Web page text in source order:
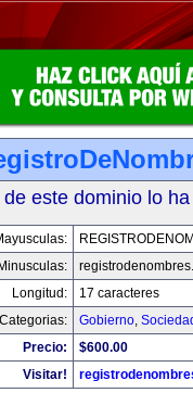
este dominio lo
Minusculas:
Longitud:
17 caracteres
Categorias:
Gobierno,
Precio:
$600.00
Visitar!